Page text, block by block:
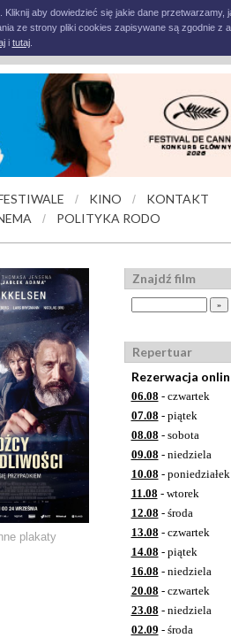
. Kliknij aby dowiedzieć się jakie dane
ze strony pliki cookies zapisywane są zgodnie z
i tutaj.
/ KINO /
KONTAKT
/ POLITYKA RODO
plakaty
Znajdź film
Repertuar
Rezerwacja
06.08 - czwartek
07.08 - piątek
08.08 - sobota
09.08 - niedziela
10.08 - poniedziałek
11.08 - wtorek
12.08 - środa
13.08 - czwartek
14.08 - piątek
16.08 - niedziela
20.08 - czwartek
23.08 - niedziela
02.09 - środa